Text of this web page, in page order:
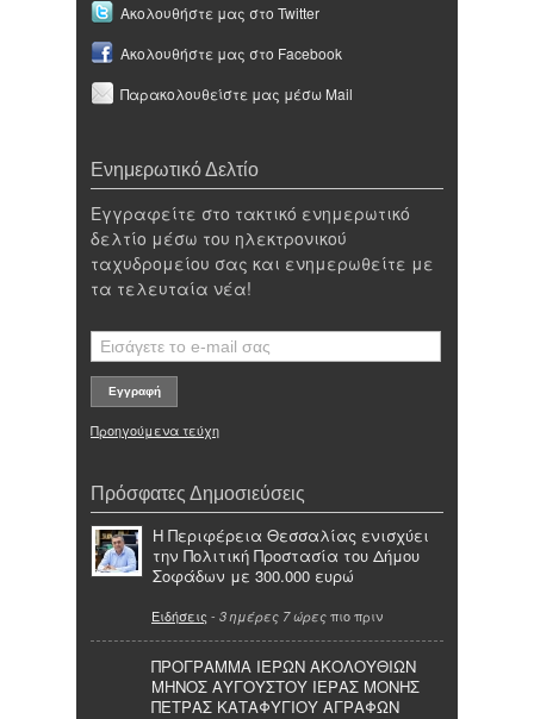
Ακολουθήστε μας στο Twitter
Ακολουθήστε μας στο Facebook
Παρακολουθείστε μας μέσω Mail
Ενημερωτικό Δελτίο
Εγγραφείτε στο τακτικό ενημερωτικό
δελτίο μέσω του ηλεκτρονικού
ταχυδρομείου σας και ενημερωθείτε με
τα τελευταία νέα!
Προηγούμενα τεύχη
Πρόσφατες Δημοσιεύσεις
Η Περιφέρεια Θεσσαλίας ενισχύει
την Πολιτική Προστασία του Δήμου
Σοφάδων με 300.000 ευρώ
Ειδήσεις - 3 ημέρες 7 ώρες πιο πριν
ΠΡΟΓΡΑΜΜΑ ΙΕΡΩΝ ΑΚΟΛΟΥΘΙΩΝ
ΜΗΝΟΣ ΑΥΓΟΥΣΤΟΥ ΙΕΡΑΣ ΜΟΝΗΣ
ΠΕΤΡΑΣ ΚΑΤΑΦΥΓΙΟΥ ΑΓΡΑΦΩΝ